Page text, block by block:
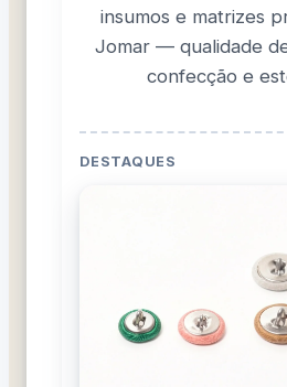
insumos e matrizes
Jomar — qualidade
confecção e
DESTAQUES